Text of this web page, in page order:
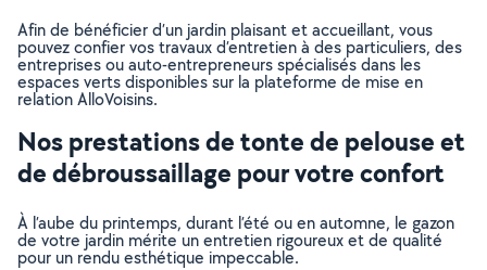
Afin de bénéficier d’un jardin plaisant et accueillant, vous
pouvez confier vos travaux d’entretien à des particuliers, des
entreprises ou auto-entrepreneurs spécialisés dans les
espaces verts disponibles sur la plateforme de mise en
relation AlloVoisins.
Nos prestations de tonte de pelouse et
de débroussaillage pour votre confort
À l’aube du printemps, durant l’été ou en automne, le gazon
de votre jardin mérite un entretien rigoureux et de qualité
pour un rendu esthétique impeccable.